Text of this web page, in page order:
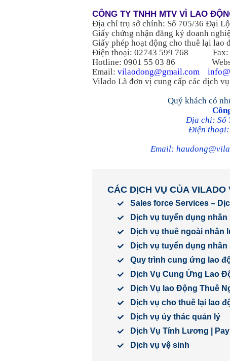
CÔNG TY TNHH MTV VÌ LAO
Địa chỉ trụ sở chính: Số 705/36 Đại
Giấy chứng nhận đăng ký doanh
Giấy phép hoạt động cho thuê lại lao
Điện thoại: 02743 599 768
Hotline: 0901 55 03 86
Email: vilaodong@gmail.com
Vilado Là đơn vị cung cấp các dịch
Quý khách có
Địa chỉ: Số
Điện
Email:
CÁC DỊCH VỤ CỦA
Sales force Services –
Dịch vụ tuyển dụng
Dịch vụ thuê ngoài nhân
Dịch vụ tuyển dụng
Quy trình cung ứng lao
Dịch Vụ Cung Ứng Lao
Dịch Vụ lao Động Thuê
Dịch vụ cho thuê lại lao
Dịch vụ ủy thác quản lý
Dịch Vụ Tính Lương |
Dịch vụ vệ sinh